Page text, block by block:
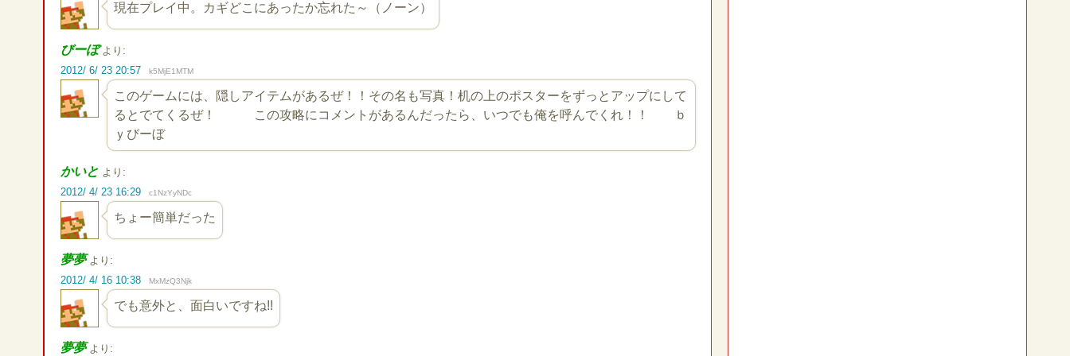
現在プレイ中。カギどこにあったか忘れた～（ノーン）
びーぼ より:
2012/ 6/ 23 20:57
k5MjE1MTM
このゲームには、隠しアイテムがあるぜ！！その名も写真！机の上のポスターをずっとアップにして
るとでてくるぜ！ この攻略にコメントがあるんだったら、いつでも俺を呼んでくれ！！ ｂ
ｙびーぼ
かいと より:
2012/ 4/ 23 16:29
c1NzYyNDc
ちょー簡単だった
夢夢 より:
2012/ 4/ 16 10:38
MxMzQ3Njk
でも意外と、面白いですね!!
夢夢 より: